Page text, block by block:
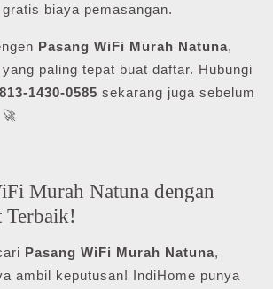
biaya pemasangan.
Pasang WiFi Murah Natuna,
paling tepat buat daftar. Hubungi
1430-0585 sekarang juga sebelum
Murah Natuna dengan
Terbaik!
Pasang WiFi Murah Natuna,
ambil keputusan! IndiHome punya